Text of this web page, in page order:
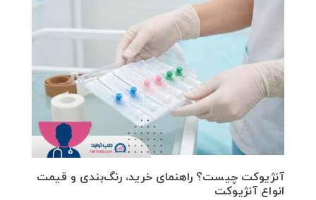
آنژیوکت چیست؟ راهنمای خرید، رنگ‌بندی و قیمت
انواع آنژیوکت